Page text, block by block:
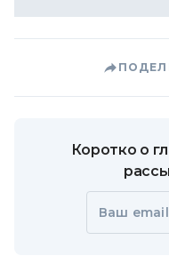
Коротко о
Ваш email